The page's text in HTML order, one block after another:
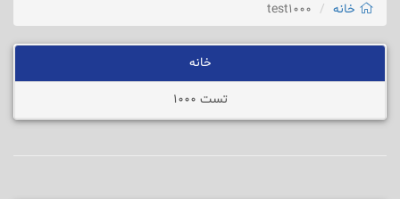
خانه test1000
خانه
تست 1000